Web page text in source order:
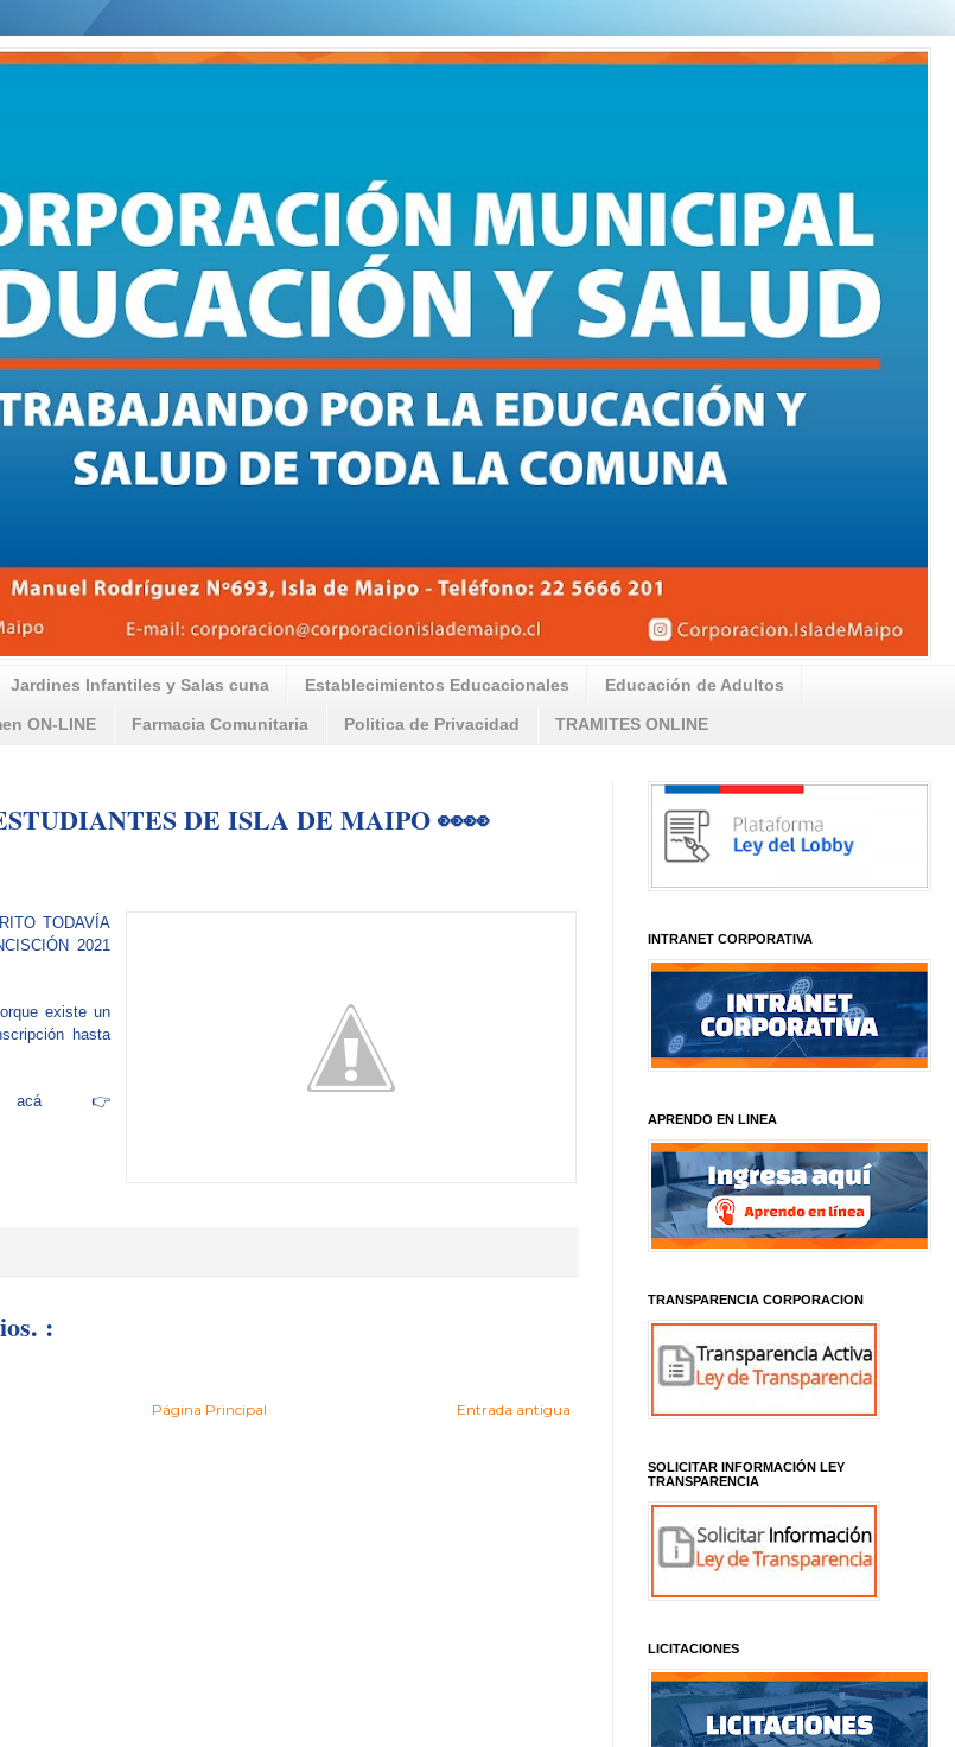
Jardines Infantiles y Salas cuna Establecimientos Educacionales Educación de Adultos
ON-LINE Farmacia Comunitaria Politica de Privacidad TRAMITES ONLINE
DE ISLA DE MAIPO 👀👀
TODAVÍA
2021
existe un
hasta
acá 👉
:
Entrada antigua
Página Principal
INTRANET CORPORATIVA
APRENDO EN LINEA
TRANSPARENCIA CORPORACION
SOLICITAR INFORMACIÓN LEY
TRANSPARENCIA
LICITACIONES